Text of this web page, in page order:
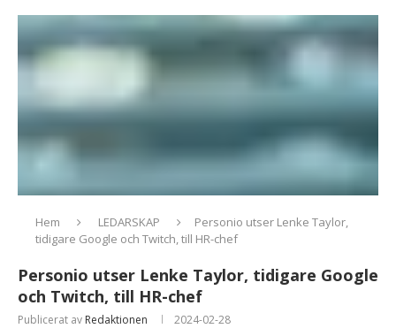
Hem LEDARSKAP
Personio utser Lenke Taylor,
tidigare Google och Twitch, till HR-chef
Personio utser Lenke Taylor, tidigare Google
och Twitch, till HR-chef
Publicerat av Redaktionen 2024-02-28